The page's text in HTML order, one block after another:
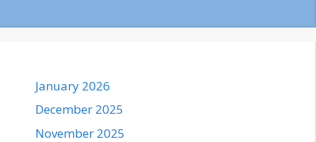
January 2026
December 2025
November 2025